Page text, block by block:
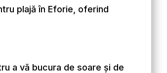
plajă în Eforie, oferind
a vă bucura de soare și de